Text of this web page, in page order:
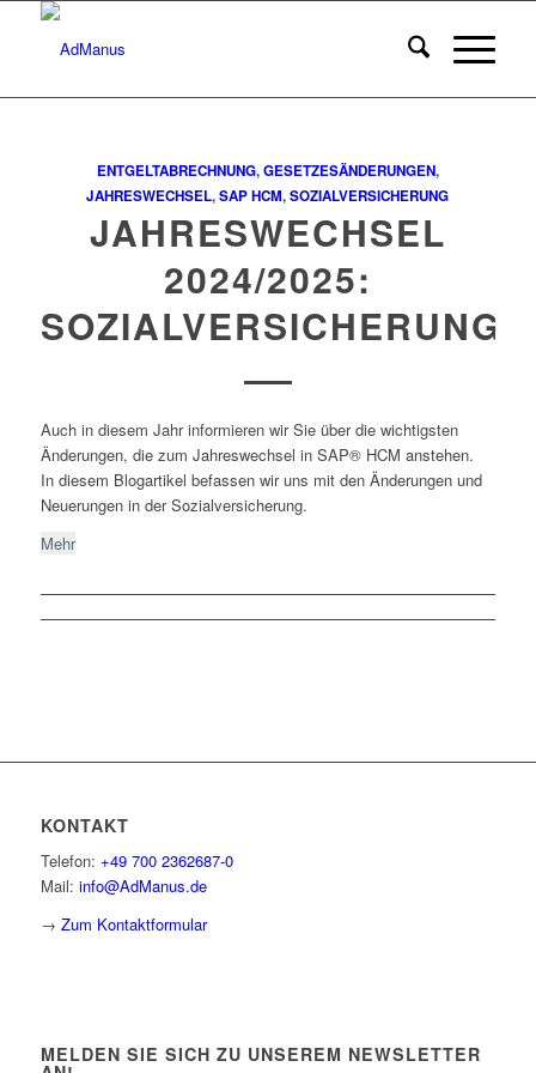
ENTGELTABRECHNUNG,GESETZESÄNDERUNGEN,
JAHRESWECHSEL,SAP HCM,SOZIALVERSICHERUNG
JAHRESWECHSEL
2024/2025:
SOZIALVERSICHERUNG
Auch in diesem Jahr informieren wir Sie über die wichtigsten
Änderungen, die zum Jahreswechsel in SAP® HCM anstehen.
In diesem Blogartikel befassen wir uns mit den Änderungen und
Neuerungen in der Sozialversicherung.
Mehr
KONTAKT
Telefon: +49 700 2362687-0
Mail: info@AdManus.de
→ Zum Kontaktformular
MELDEN SIE SICH ZU UNSEREM NEWSLETTER